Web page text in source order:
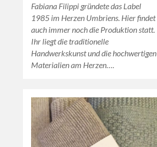
Fabiana Filippi gründete das Label
1985 im Herzen Umbriens. Hier findet
auch immer noch die Produktion statt.
Ihr liegt die traditionelle
Handwerkskunst und die hochwertigen
Materialien am Herzen….